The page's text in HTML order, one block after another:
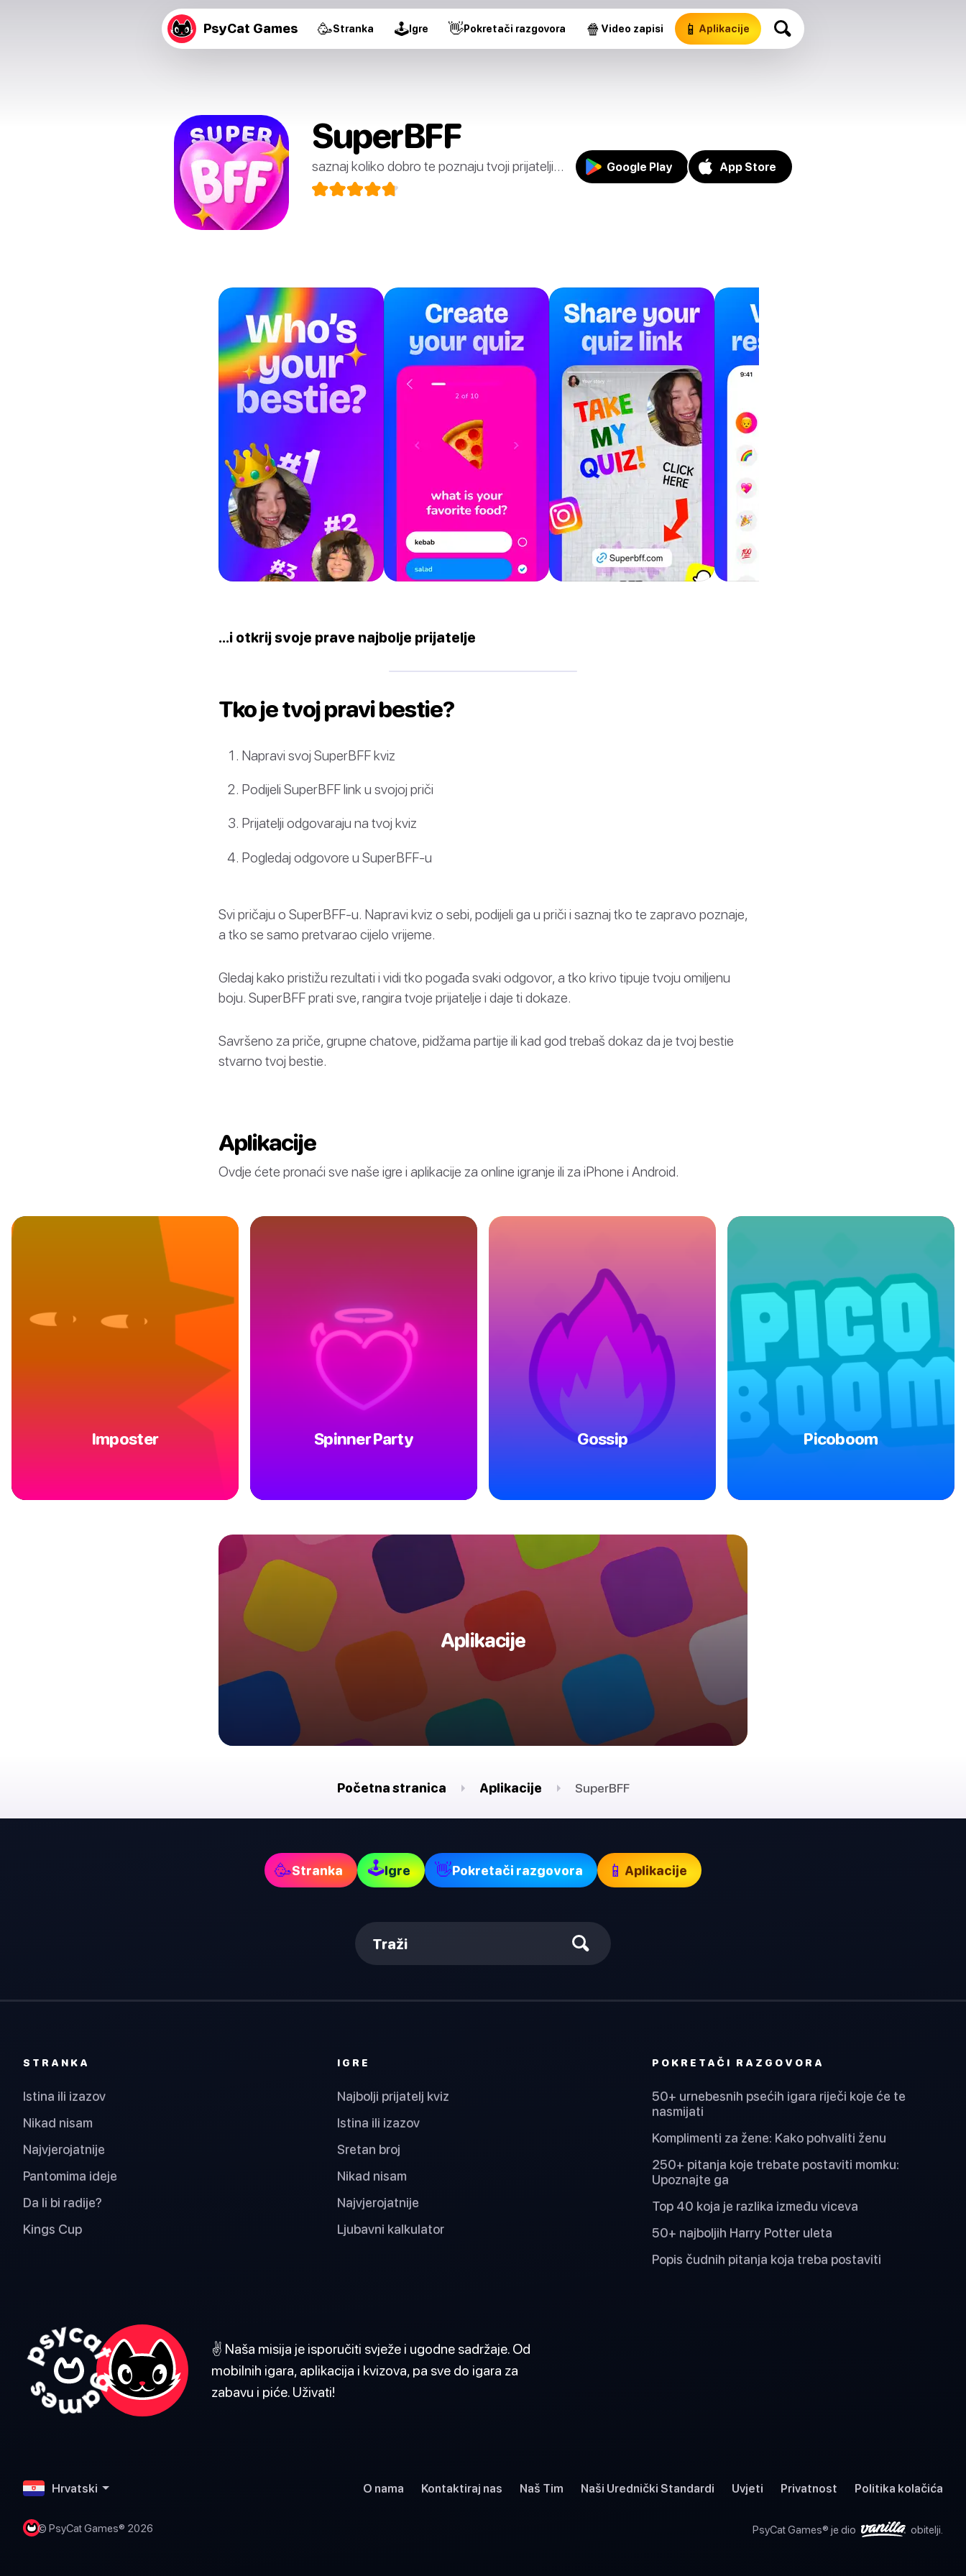
PsyCat Games 🥳Stranka 🕹Igre 👋Pokretači razgovora 🍿 Video zapisi 📱 Aplikacije
SuperBFF
saznaj koliko dobro te poznaju tvoji prijatelji... Google Play App Store
...i otkrij svoje prave najbolje prijatelje
Tko je tvoj pravi bestie?
Napravi svoj SuperBFF kviz
Podijeli SuperBFF link u svojoj priči
Prijatelji odgovaraju na tvoj kviz
Pogledaj odgovore u SuperBFF-u
Svi pričaju o SuperBFF-u. Napravi kviz o sebi, podijeli ga u priči i saznaj tko te zapravo poznaje,
a tko se samo pretvarao cijelo vrijeme.
Gledaj kako pristižu rezultati i vidi tko pogađa svaki odgovor, a tko krivo tipuje tvoju omiljenu
boju. SuperBFF prati sve, rangira tvoje prijatelje i daje ti dokaze.
Savršeno za priče, grupne chatove, pidžama partije ili kad god trebaš dokaz da je tvoj bestie
stvarno tvoj bestie.
Aplikacije
Ovdje ćete pronaći sve naše igre i aplikacije za online igranje ili za iPhone i Android.
Imposter Spinner Party Gossip Picoboom
Aplikacije
Početna stranica Aplikacije SuperBFF
🥳Stranka 🕹Igre 👋Pokretači razgovora 📱 Aplikacije
Traži
STRANKA
Istina ili izazov
Nikad nisam
Najvjerojatnije
Pantomima ideje
Da li bi radije?
Kings Cup
IGRE
Najbolji prijatelj kviz
Istina ili izazov
Sretan broj
Nikad nisam
Najvjerojatnije
Ljubavni kalkulator
POKRETAČI RAZGOVORA
50+ urnebesnih psećih igara riječi koje će te
nasmijati
Komplimenti za žene: Kako pohvaliti ženu
250+ pitanja koje trebate postaviti momku:
Upoznajte ga
Top 40 koja je razlika između viceva
50+ najboljih Harry Potter uleta
Popis čudnih pitanja koja treba postaviti
✌️ Naša misija je isporučiti svježe i ugodne sadržaje. Od
mobilnih igara, aplikacija i kvizova, pa sve do igara za
zabavu i piće. Uživati!
Hrvatski O nama Kontaktiraj nas Naš Tim Naši Urednički Standardi Uvjeti Privatnost Politika kolačića
© PsyCat Games® 2026 PsyCat Games® je dio obitelji.